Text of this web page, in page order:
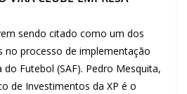
sendo citado como um dos
no processo de implementação
Futebol (SAF). Pedro Mesquita,
de Investimentos da XP é o